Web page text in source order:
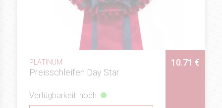
PLATINUM
Preisschleifen Day Star
10.71 €
Verfügbarkeit: hoch